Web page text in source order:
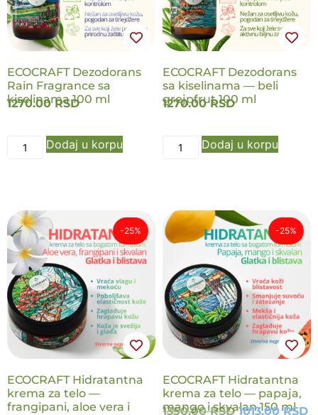
ECOCRAFT Dezodorans
Rain Fragrance sa
kiselinama 100 ml
1270.00RSD
Dodaj u korpu
ECOCRAFT Dezodorans
sa kiselinama — beli
grejpfrut 100 ml
1270.00RSD
Dodaj u korpu
NOVO
-25%
ECOCRAFT Hidratantna
krema za telo —
frangipani, aloe vera i
NOVO
-25%
ECOCRAFT Hidratantna
krema za telo — papaja,
mango i skvalan 150 ml
1350.00RSD 1013.00RSD